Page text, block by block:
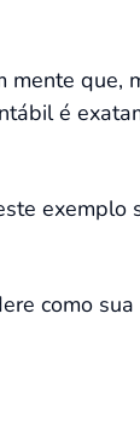
mente que,
é
exemplo
como